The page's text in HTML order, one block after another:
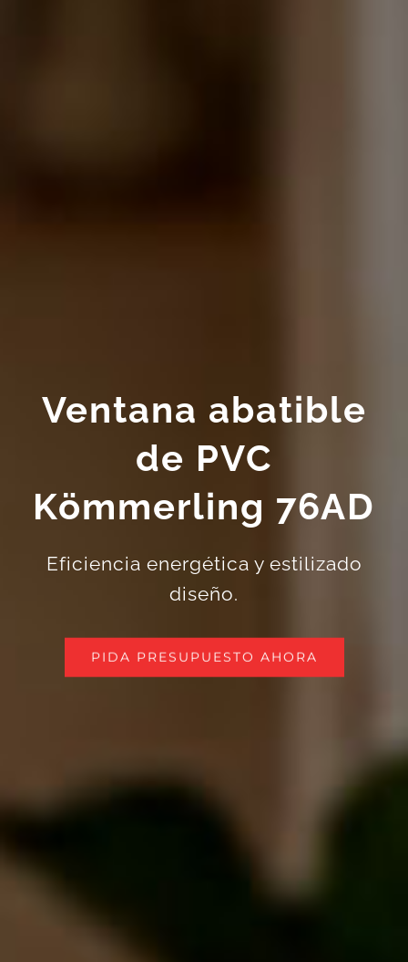
Ventana abatible
de PVC
Kömmerling 76AD
Eficiencia energética y estilizado
diseño.
PIDA PRESUPUESTO AHORA